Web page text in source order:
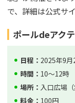
で、詳細は公式サ
ポールdeアク
日程： 2025年9月
時間： 10～12時
場所： 入口広場（
料金： 100円